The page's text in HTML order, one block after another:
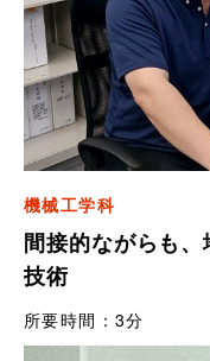
機械工学科
間接的ながらも
技術
所要時間： 3分